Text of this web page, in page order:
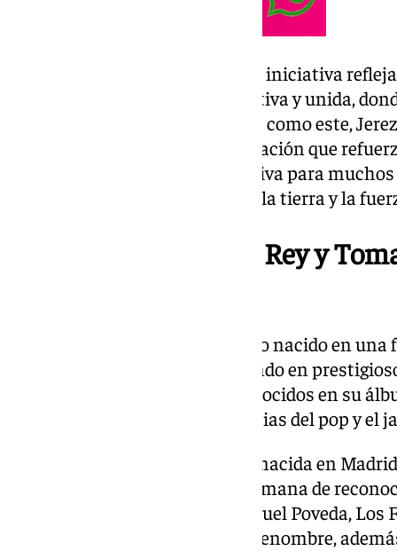
También ha expresado que esta iniciativa
construcción de una cultura activa y unida,
importante. A través de eventos como este,
cultura como motor de participación que
al mismo tiempo resulta atractiva para
abierta que refleja la esencia de la tierra y la
Fernando Soto, Mara Rey y
Fernando Soto, cantaor jerezano nacido en
internacionalmente, participando en
fusión de estilos han sido reconocidos en su
combinó flamenco con influencias del pop y el
Por su parte, Mara Rey, aunque nacida en
flamencas jerezanas. Hija y hermana de
escenario con figuras como Miguel Poveda,
talento brilló en escenarios de renombre,